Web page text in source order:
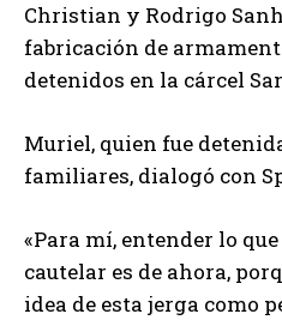
Christian y Rodrigo
fabricación de
detenidos en la cárcel
Muriel, quien fue
familiares, dialogó con
«Para mí, entender lo
cautelar es de ahora,
idea de esta jerga como